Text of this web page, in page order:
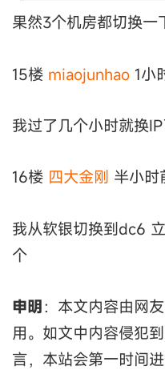
果然3个机房都切换一
15楼 miaojunhao 1小
我过了几个小时就换
16楼 四大金刚 半小时
我从软银切换到dc6
个
申明：本文内容由网
用。如文中内容侵犯
言，本站会第一时间进